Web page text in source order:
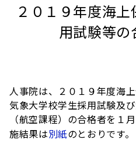
２０１９年度海
用試験等
人事院は、２０１９年度海
気象大学校学生採用試験及
（航空課程）の合格者を１
施結果は別紙のとおりです。